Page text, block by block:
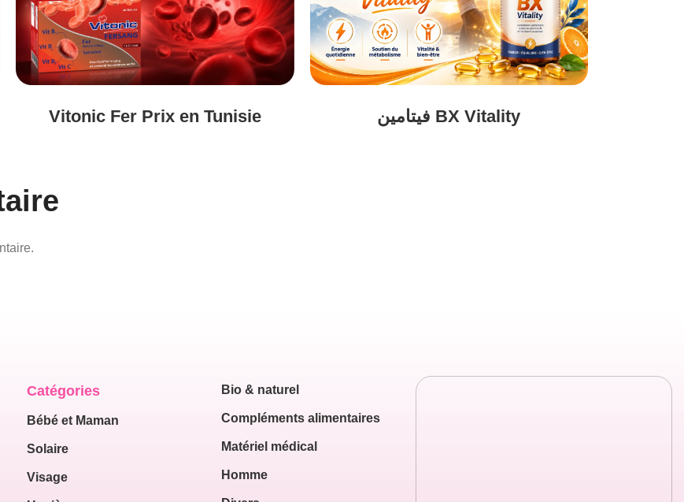
Vitonic Fer Prix en Tunisie فيتامين BX Vitality
Catégories
Bébé et Maman
Solaire
Visage
Bio & naturel
Compléments alimentaires
Matériel médical
Homme